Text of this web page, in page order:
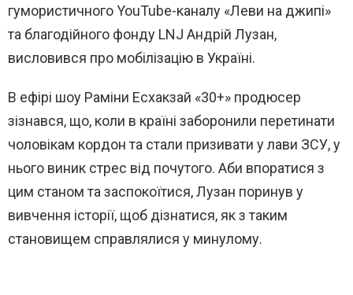
гумористичного YouTube-каналу «Леви на джипі»
та благодійного фонду LNJ Андрій Лузан,
висловився про мобілізацію в Україні.
В ефірі шоу Раміни Есхакзай «30+» продюсер
зізнався, що, коли в країні заборонили перетинати
чоловікам кордон та стали призивати у лави ЗСУ, у
нього виник стрес від почутого. Аби впоратися з
цим станом та заспокоїтися, Лузан поринув у
вивчення історії, щоб дізнатися, як з таким
становищем справлялися у минулому.